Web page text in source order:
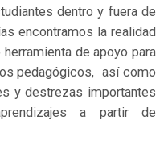
dentro y fuera de
encontramos la realidad
de apoyo para
pedagógicos, así como
y destrezas importantes
a partir de